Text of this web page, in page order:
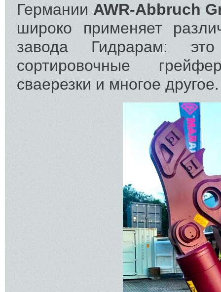
Германии AWR-Abbruch
широко применяет
завода Гидрарам: это
сортировочные
сваерезки и многое другое.